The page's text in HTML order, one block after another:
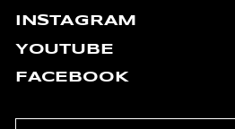
INSTAGRAM
YOUTUBE
FACEBOOK